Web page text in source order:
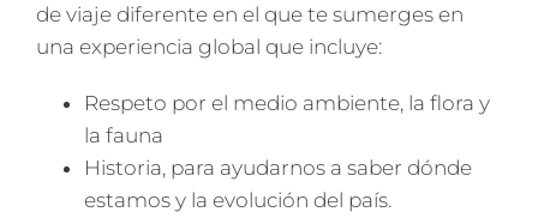
de viaje diferente en el que te sumerges en
una experiencia global que incluye:
Respeto por el medio ambiente, la flora y
la fauna
Historia, para ayudarnos a saber dónde
estamos y la evolución del país.